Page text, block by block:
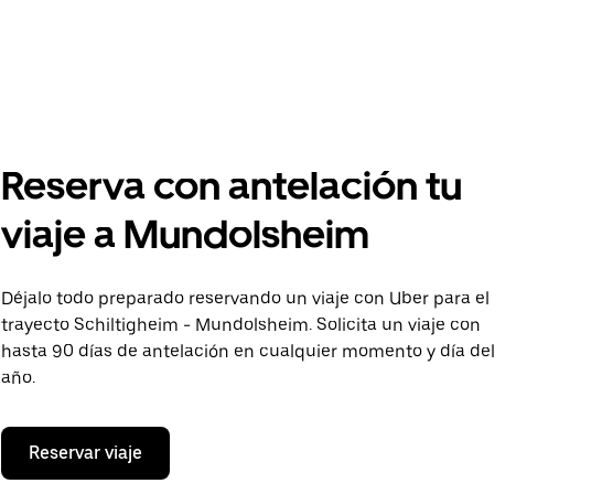
Reserva con antelación tu
viaje a Mundolsheim
Déjalo todo preparado reservando un viaje con Uber para el
trayecto Schiltigheim - Mundolsheim. Solicita un viaje con
hasta 90 días de antelación en cualquier momento y día del
año.
Reservar viaje